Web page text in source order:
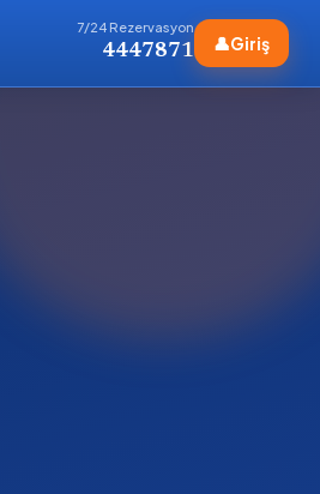
7/24 Rezervasyon
4447871 👤Giriş